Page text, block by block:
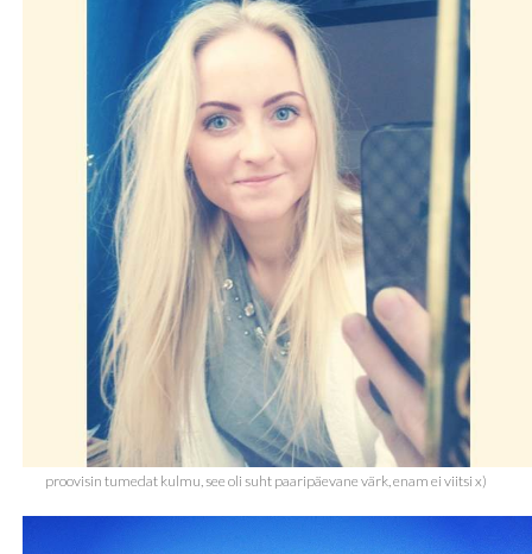
proovisin tumedat kulmu, see oli suht paaripäevane värk, enam ei viitsi x)